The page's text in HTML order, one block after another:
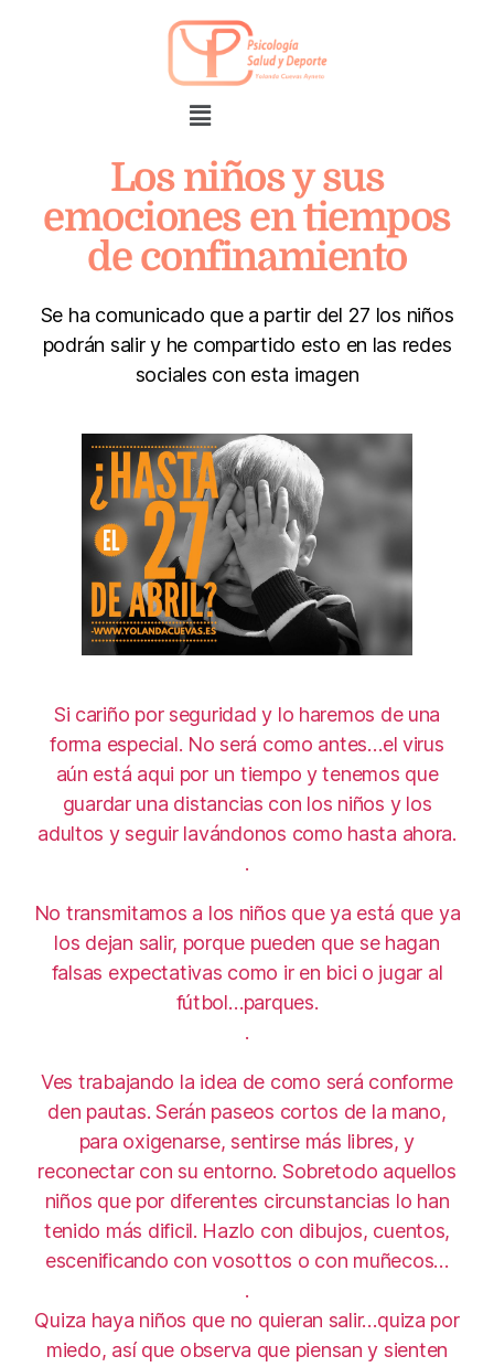
Los niños y sus
emociones en tiempos
de confinamiento
Se ha comunicado que a partir del 27 los niños
podrán salir y he compartido esto en las redes
sociales con esta imagen
Si cariño por seguridad y lo haremos de una
forma especial. No será como antes…el virus
aún está aqui por un tiempo y tenemos que
guardar una distancias con los niños y los
adultos y seguir lavándonos como hasta ahora.
.
No transmitamos a los niños que ya está que ya
los dejan salir, porque pueden que se hagan
falsas expectativas como ir en bici o jugar al
fútbol…parques.
.
Ves trabajando la idea de como será conforme
den pautas. Serán paseos cortos de la mano,
para oxigenarse, sentirse más libres, y
reconectar con su entorno. Sobretodo aquellos
niños que por diferentes circunstancias lo han
tenido más dificil. Hazlo con dibujos, cuentos,
escenificando con vosottos o con muñecos…
.
Quiza haya niños que no quieran salir…quiza por
miedo, así que observa que piensan y sienten